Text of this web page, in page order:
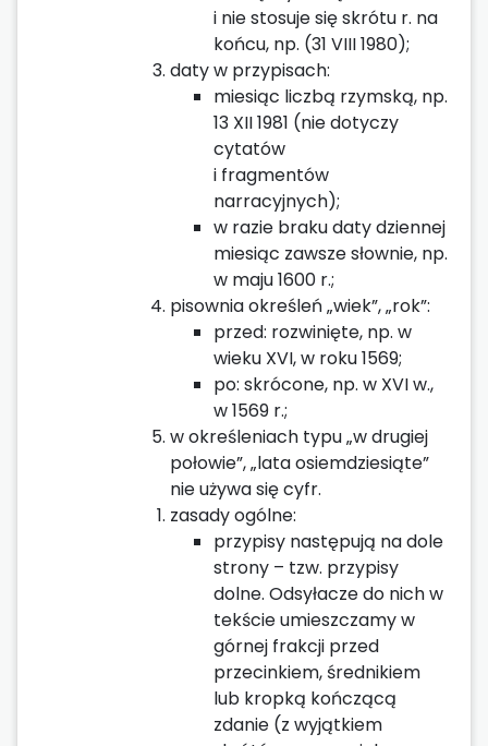
i nie stosuje się skrótu r. na
końcu, np. (31 VIII 1980);
daty w przypisach:
miesiąc liczbą rzymską, np.
13 XII 1981 (nie dotyczy
cytatów
i fragmentów
narracyjnych);
w razie braku daty dziennej
miesiąc zawsze słownie, np.
w maju 1600 r.;
pisownia określeń „wiek”, „rok”:
przed: rozwinięte, np. w
wieku XVI, w roku 1569;
po: skrócone, np. w XVI w.,
w 1569 r.;
w określeniach typu „w drugiej
połowie”, „lata osiemdziesiąte”
nie używa się cyfr.
zasady ogólne:
przypisy następują na dole
strony – tzw. przypisy
dolne. Odsyłacze do nich w
tekście umieszczamy w
górnej frakcji przed
przecinkiem, średnikiem
lub kropką kończącą
zdanie (z wyjątkiem